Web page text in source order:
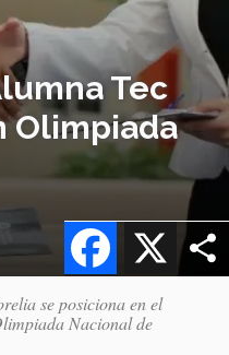
Tec
Olimpiada
X
Facebook
se posiciona en el
Nacional de